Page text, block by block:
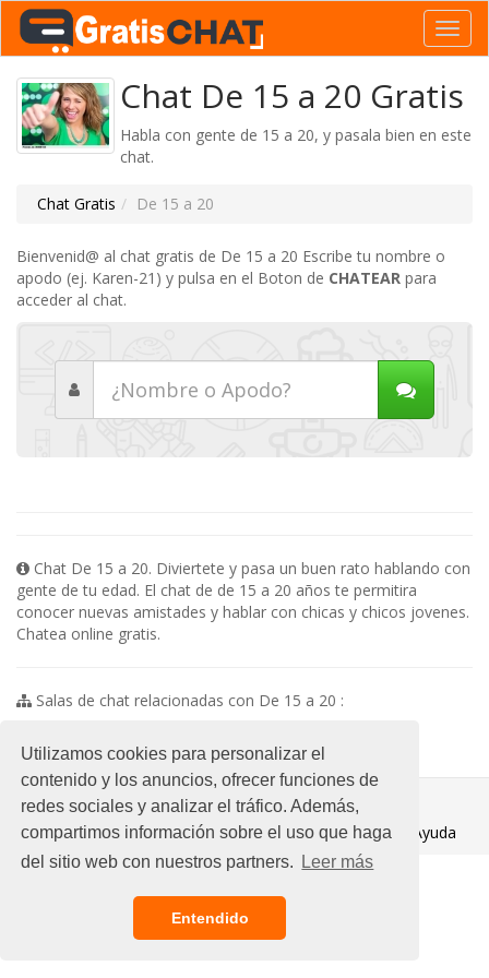
Utilizamos cookies para personalizar el
contenido y los anuncios, ofrecer funciones de
redes sociales y analizar el tráfico. Además,
compartimos información sobre el uso que haga
del sitio web con nuestros partners.
Leer más
Entendido
Chat De 15 a 20 Gratis
Habla con gente de 15 a 20, y pasala bien en este
chat.
Chat Gratis De 15 a 20
Bienvenid@ al chat gratis de De 15 a 20 Escribe tu nombre o
apodo (ej. Karen-21) y pulsa en el Boton de CHATEAR para
acceder al chat.
Chat De 15 a 20. Diviertete y pasa un buen rato hablando con
gente de tu edad. El chat de de 15 a 20 años te permitira
conocer nuevas amistades y hablar con chicas y chicos jovenes.
Chatea online gratis.
Salas de chat relacionadas con De 15 a 20 :
© 2021 Chat Gratis
Aviso legal/ Ayuda